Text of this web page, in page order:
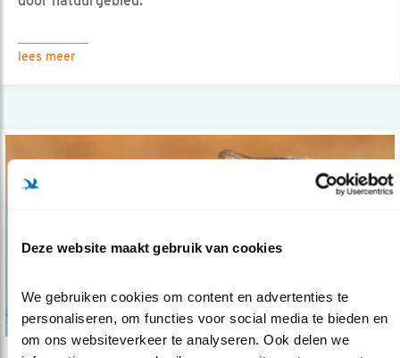
Deze website maakt gebruik van cookies
We gebruiken cookies om content en advertenties te
personaliseren, om functies voor social media te bieden en
om ons websiteverkeer te analyseren. Ook delen we
lees meer